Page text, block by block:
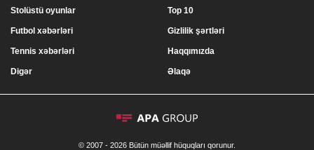
Stolüstü oyunlar Top 10
Futbol xəbərləri
Tennis xəbərləri
Digər
Gizlilik şərtləri
Haqqımızda
Əlaqə
© 2007 - 2026 Bütün müəllif hüquqları qorunur.